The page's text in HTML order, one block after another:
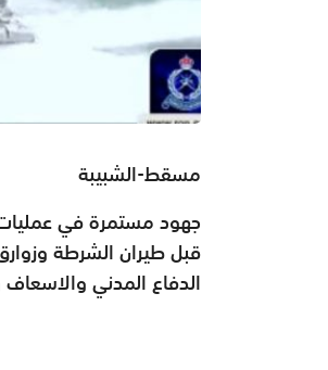
مسقط-الشبيبة
جهود مستمرة في
قبل طيران الشرطة
الدفاع المدني